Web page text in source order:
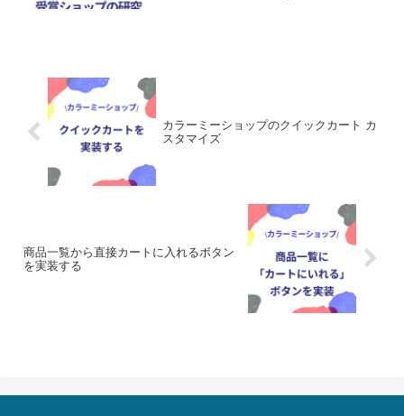
カラーミーショップのクイックカート カ
スタマイズ
商品一覧から直接カートに入れるボタン
を実装する